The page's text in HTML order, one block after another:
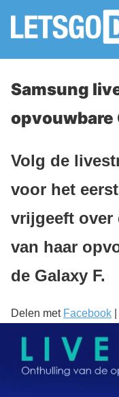
Samsung
opvouwbare
Volg de
voor het
vrijgeeft over
van haar
de Galaxy F.
Delen met Facebook